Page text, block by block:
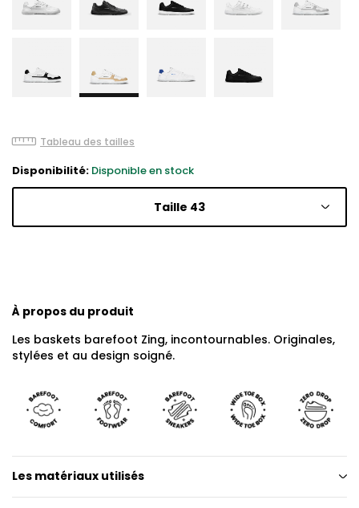
Tableau des tailles
Disponibilité: Disponible en stock
Taille 43
À propos du produit
Les baskets barefoot Zing, incontournables. Originales,
stylées et au design soigné.
Les matériaux utilisés